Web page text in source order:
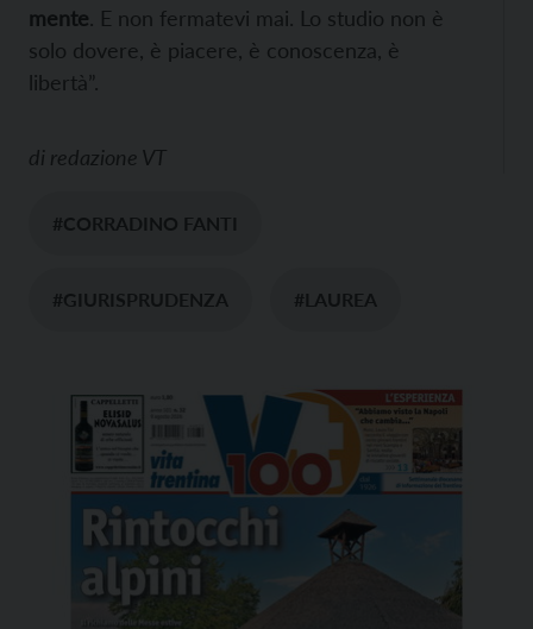
mente. E non fermatevi mai. Lo studio non è
solo dovere, è piacere, è conoscenza, è
libertà”.
di redazione VT
#CORRADINO FANTI
#GIURISPRUDENZA #LAUREA